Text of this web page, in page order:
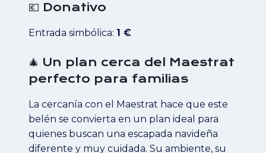
💶 Donativo
Entrada simbólica: 1 €
🎄 Un plan cerca del Maestrat
perfecto para familias
La cercanía con el Maestrat hace que este
belén se convierta en un plan ideal para
quienes buscan una escapada navideña
diferente y muy cuidada. Su ambiente, su